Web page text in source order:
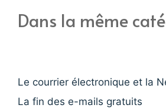
Dans la même
Le courrier électronique et la
La fin des e-mails gratuits